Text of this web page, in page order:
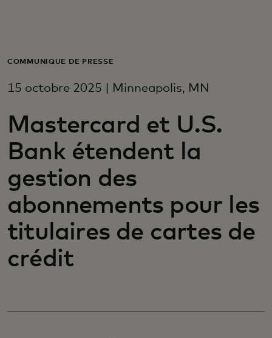
Pour les professionnels
Pour les innovateurs
Actualités et tendances
COMMUNIQUÉ DE PRESSE
15 octobre 2025 | Minneapolis, MN
Mastercard et U.S.
Bank étendent la
gestion des
abonnements pour les
titulaires de cartes de
crédit